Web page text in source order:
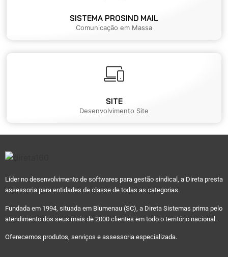
SISTEMA PROSIND MAIL
Comunicação em Massa
SITE
Desenvolvimento Site
Líder no desenvolvimento de softwares para gestão sindical, a Direta presta
assessoria para entidades de classe de todas as categorias.
Fundada em 1994, situada em Blumenau (SC), a Direta Sistemas prima pelo
atendimento dos seus mais de 2000 clientes em todo o território nacional.
Oferecemos produtos, serviços e assessoria especializada.